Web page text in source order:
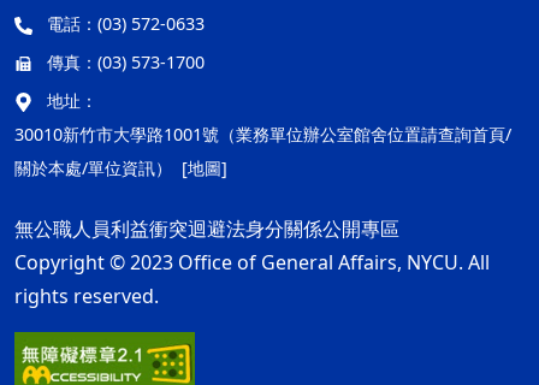
電話： (03) 572-0633
傳真： (03) 573-1700
地址：
30010新竹市大學路1001號（業務單位辦公室館舍位置請查詢首頁/
關於本處/單位資訊）
[地圖]
無公職人員利益衝突迴避法身分關係公開專區
Copyright © 2023 Office of General Affairs, NYCU. All
rights reserved.